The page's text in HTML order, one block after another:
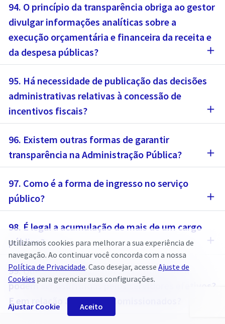
94. O princípio da transparência obriga ao gestor
divulgar informações analíticas sobre a
execução orçamentária e financeira da receita e
da despesa públicas?
add
95. Há necessidade de publicação das decisões
administrativas relativas à concessão de
incentivos fiscais?
add
96. Existem outras formas de garantir
transparência na Administração Pública?
add
97. Como é a forma de ingresso no serviço
público?
add
98. É legal a acumulação de mais de um cargo
público?
add
99. Que vantagens de natureza trabalhista
podem ser usufruídas pelos servidores efetivos?
E em relação aos cargos comissionados?
Utilizamos cookies para melhorar a sua experiência de
navegação. Ao continuar você concorda com a nossa
Política de Privacidade. Caso desejar, acesse Ajuste de
Cookies para gerenciar suas configurações.
Ajustar Cookie Aceito